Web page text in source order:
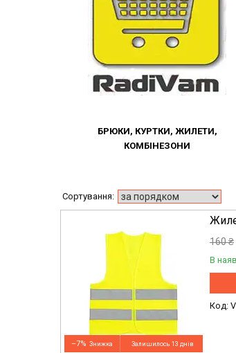
БРЮКИ, КУРТКИ, ЖИЛЕТИ,
КОМБІНЕЗОНИ
–7% Залишилось 13 днів
160 ₴
В